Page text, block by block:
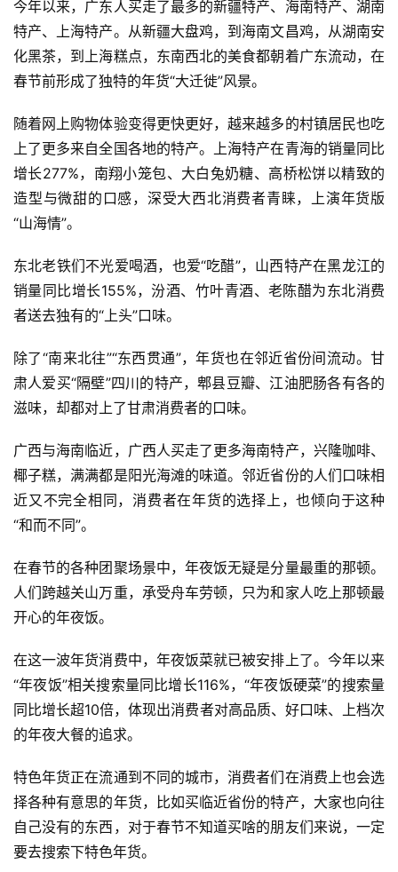
首
页
媒
体
G
今年以来，广东人买走了最多的新疆特产、海南特产、湖南
特产、上海特产。从新疆大盘鸡，到海南文昌鸡，从湖南安
化黑茶，到上海糕点，东南西北的美食都朝着广东流动，在
春节前形成了独特的年货“大迁徙”风景。
随着网上购物体验变得更快更好，越来越多的村镇居民也吃
上了更多来自全国各地的特产。上海特产在青海的销量同比
增长277%，南翔小笼包、大白兔奶糖、高桥松饼以精致的
造型与微甜的口感，深受大西北消费者青睐，上演年货版
“山海情”。
东北老铁们不光爱喝酒，也爱“吃醋”，山西特产在黑龙江的
销量同比增长155%，汾酒、竹叶青酒、老陈醋为东北消费
者送去独有的“上头”口味。
除了“南来北往”“东西贯通”，年货也在邻近省份间流动。甘
肃人爱买“隔壁”四川的特产，郫县豆瓣、江油肥肠各有各的
滋味，却都对上了甘肃消费者的口味。
广西与海南临近，广西人买走了更多海南特产，兴隆咖啡、
椰子糕，满满都是阳光海滩的味道。邻近省份的人们口味相
近又不完全相同，消费者在年货的选择上，也倾向于这种
“和而不同”。
在春节的各种团聚场景中，年夜饭无疑是分量最重的那顿。
人们跨越关山万重，承受舟车劳顿，只为和家人吃上那顿最
开心的年夜饭。
在这一波年货消费中，年夜饭菜就已被安排上了。今年以来
“年夜饭”相关搜索量同比增长116%，“年夜饭硬菜”的搜索量
同比增长超10倍，体现出消费者对高品质、好口味、上档次
的年夜大餐的追求。
特色年货正在流通到不同的城市，消费者们在消费上也会选
择各种有意思的年货，比如买临近省份的特产，大家也向往
自己没有的东西，对于春节不知道买啥的朋友们来说，一定
要去搜索下特色年货。